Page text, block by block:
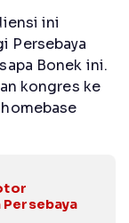
ini
Persebaya
Bonek ini.
kongres ke
Persebaya